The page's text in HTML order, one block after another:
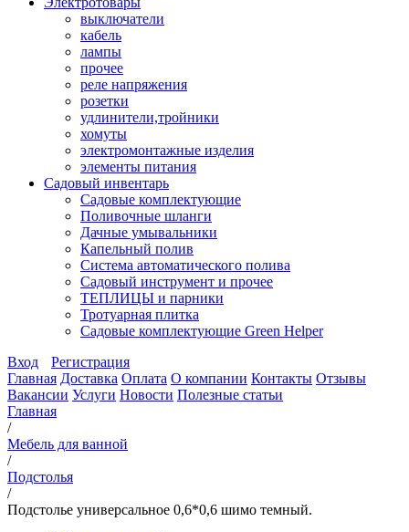
выключатели
кабель
лампы
прочее
реле напряжения
розетки
удлинители,тройники
хомуты
электромонтажные изделия
элементы питания
Садовый инвентарь
Садовые комплектующие
Поливочные шланги
Дачные умывальники
Капельный полив
Система автоматического полива
Садовый инструмент и прочее
ТЕПЛИЦЫ и парники
Тротуарная плитка
Садовые комплектующие Green Helper
Вход
Регистрация
Главная Доставка Оплата О компании Контакты Отзывы
Вакансии Услуги Новости Полезные статьи
Главная
/
Мебель для ванной
/
Подстолья
/
Подстолье универсальное 0,6*0,6 шимо темный.